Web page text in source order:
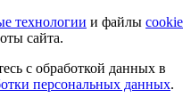
технологии и файлы cookie
сайта.
с обработкой данных в
персональных данных.